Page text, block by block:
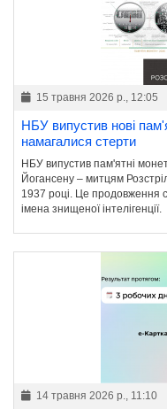
15 травня 2026 р., 12:05
НБУ випустив нові
намагалися стерти
НБУ випустив пам'ятні
Йогансену – митцям
1937 році. Це продовження
імена знищеної інтелігенції.
14 травня 2026 р., 11:10